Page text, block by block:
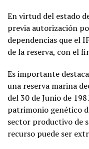
En virtud del estado
previa autorización
dependencias que el
de la reserva, con el
Es importante
una reserva marina
del 30 de Junio de
patrimonio genético
sector productivo de
recurso puede ser